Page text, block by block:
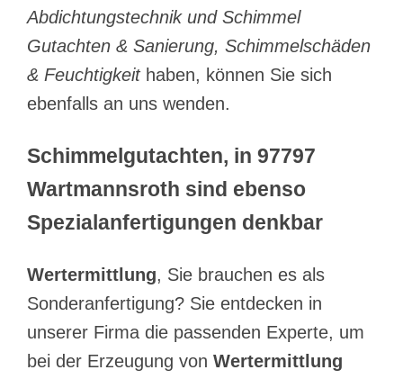
Abdichtungstechnik und Schimmel
Gutachten & Sanierung, Schimmelschäden
& Feuchtigkeithaben, können Sie sich
ebenfalls an uns wenden.
Schimmelgutachten, in 97797
Wartmannsroth sind ebenso
Spezialanfertigungen denkbar
Wertermittlung, Sie brauchen es als
Sonderanfertigung? Sie entdecken in
unserer Firma die passenden Experte, um
bei der Erzeugung von Wertermittlung